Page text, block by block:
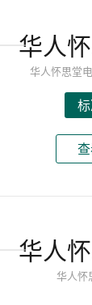
华人
华人怀思堂
华人
华人怀